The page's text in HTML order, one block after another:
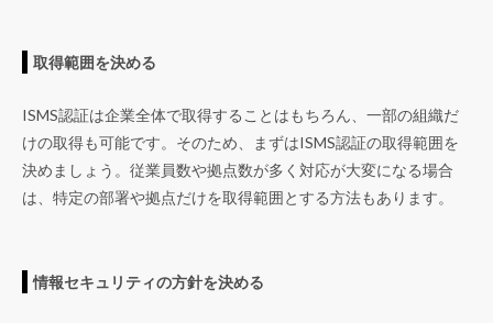
取得範囲を決める
ISMS認証は企業全体で取得することはもちろん、一部の組織だ
けの取得も可能です。そのため、まずはISMS認証の取得範囲を
決めましょう。従業員数や拠点数が多く対応が大変になる場合
は、特定の部署や拠点だけを取得範囲とする方法もあります。
情報セキュリティの方針を決める